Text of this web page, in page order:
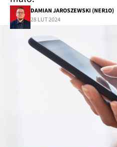
DAMIAN JAROSZEWSKI (NER1O)
28 LUT 2024